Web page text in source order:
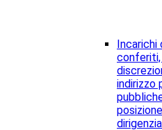
indirizzo